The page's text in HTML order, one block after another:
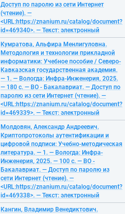
Доступ по паролю из сети Интернет
(чтение). —
<URL:https://znanium.ru/catalog/document?
id=469340>. — Текст: электронный
Кумратова, Альфира Менлигуловна.
Методология и технологии прикладной
информатики: Учебное пособие / Северо-
Кавказская государственная академия.
— 1. — Вологда: Инфра-Инженерия, 2025.
— 180 с. — ВО - Бакалавриат. — Доступ по
паролю из сети Интернет (чтение). —
<URL:https://znanium.ru/catalog/document?
id=469339>. — Текст: электронный
Молдовян, Александр Андреевич.
Криптопротоколы аутентификации и
цифровой подписи: Учебно-методическая
литература. — 1. — Вологда: Инфра-
Инженерия, 2025. — 100 с. — ВО -
Бакалавриат. — Доступ по паролю из
сети Интернет (чтение). —
<URL:https://znanium.ru/catalog/document?
id=469338>. — Текст: электронный
Кангин, Владимир Венедиктович.